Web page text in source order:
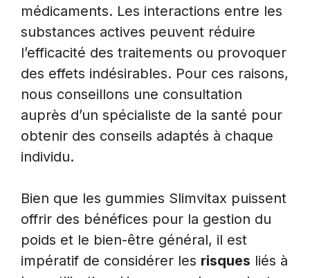
médicaments. Les interactions entre les
substances actives peuvent réduire
l’efficacité des traitements ou provoquer
des effets indésirables. Pour ces raisons,
nous conseillons une consultation
auprès d’un spécialiste de la santé pour
obtenir des conseils adaptés à chaque
individu.
Bien que les gummies Slimvitax puissent
offrir des bénéfices pour la gestion du
poids et le bien-être général, il est
impératif de considérer les risques liés à